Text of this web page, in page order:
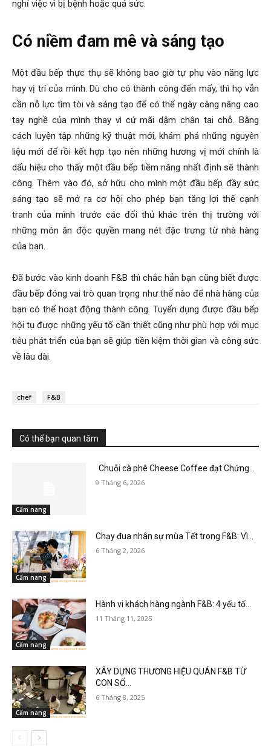
nghỉ việc vì bị bệnh hoặc quá sức.
Có niềm đam mê và sáng tạo
Một đầu bếp thực thụ sẽ không bao giờ tự phụ vào năng lực
hay vị trí của mình. Dù cho có thành công đến mấy, thì họ vẫn
cần nỗ lực tìm tòi và sáng tạo để có thể ngày càng nâng cao
tay nghề của mình thay vì cứ mãi dậm chân tại chỗ. Bằng
cách luyện tập những kỹ thuật mới, khám phá những nguyên
liệu mới để rồi kết hợp tạo nên những hương vị mới chính là
dấu hiệu cho thấy một đầu bếp tiềm năng nhất định sẽ thành
công. Thêm vào đó, sở hữu cho mình một đầu bếp đầy sức
sáng tạo sẽ mở ra cơ hội cho phép bạn tăng lợi thế cạnh
tranh của mình trước các đối thủ khác trên thị trường với
những món ăn độc quyền mang nét đặc trưng từ nhà hàng
của bạn.
Đã bước vào kinh doanh F&B thì chắc hẳn bạn cũng biết được
đầu bếp đóng vai trò quan trọng như thế nào để nhà hàng của
bạn có thể hoạt động thành công. Tuyển dụng được đầu bếp
hội tụ được những yếu tố cần thiết cũng như phù hợp với mục
tiêu phát triển của bạn sẽ giúp tiền kiệm thời gian và công sức
về lâu dài.
chef F&B
Có thể bạn quan tâm
Cẩm nang
Chuỗi cà phê Cheese Coffee đạt Chứng...
9 Tháng 6, 2026
Cẩm nang
Chạy đua nhân sự mùa Tết trong F&B: Vì...
6 Tháng 2, 2026
Cẩm nang
Hành vi khách hàng ngành F&B: 4 yếu tố...
11 Tháng 11, 2025
Cẩm nang
XÂY DỰNG THƯƠNG HIỆU QUÁN F&B TỪ
CON SỐ...
6 Tháng 8, 2025